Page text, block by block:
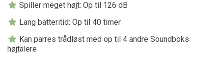
Spiller meget højt: Op til 126 dB
Lang batteritid: Op til 40 timer
Kan parres trådløst med op til 4 andre Soundboks
højtalere